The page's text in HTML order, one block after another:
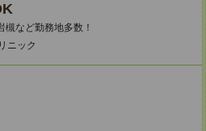
槻など勤務地多数！
ニック